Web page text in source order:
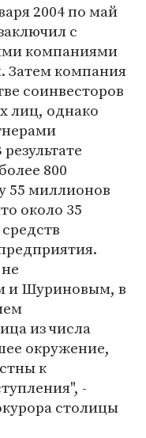
2004 по май
с
компаниями
Затем компания
соинвесторов
лиц, однако
800
55 миллионов
около 35
и Шуриновым, в
из числа
окружение,
к
-
столицы